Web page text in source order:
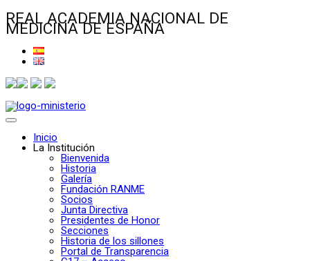
REAL ACADEMIA NACIONAL DE
MEDICINA DE ESPAÑA
Inicio
La Institución
Bienvenida
Historia
Galería
Fundación RANME
Socios
Junta Directiva
Presidentes de Honor
Secciones
Historia de los sillones
Portal de Transparencia